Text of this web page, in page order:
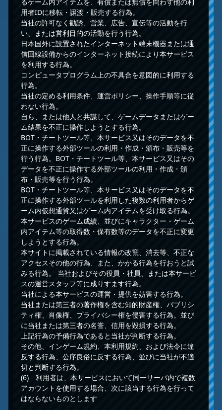
用者IDに移転・譲渡・販売する行為。
当社の許可なく勧誘、営業、広告、宣伝等の活動を行
い、または営利目的の活動を行う行為。
日本国外に設置されたインターネット端末機器または通
信回線設備からのインターネット接続により本サービス
を利用する行為。
コンピュータプログラム上の不具合を意図的に利用する
行為。
当社の定める利用条件、運営ポリシー、操作手順等に従
わない行為。
自ら、または他人と共謀して、ゲームデータまたはゲー
ム結果を不正に操作しようとする行為。
BOT・チートツール等、本サービス又はそのデータを不
正に操作する外部ツールの利用・作成・頒布・販売等を
行う行為。BOT・チートツール等、本サービス又はその
データを不正に操作する外部ツールの利用・作成・頒
布・販売等を行う行為。
BOT・チートツール等、本サービス又はそのデータを不
正に操作する外部ツールを利用した複数の利用者からゲ
ーム内仮想通貨又はゲーム内アイテムを受け取る行為。
本サービスのゲーム成績、並びにキャラクター・ゲーム
内アイテム等の取得数・保有数等のデータを不正に変更
しようとする行為。
本サイトに掲載されている情報の改竄、消去等、不正な
アクセスその他の行為、また、かかる行為を行おうと試
みる行為。 当社およびその役員・社員、または本サービ
スの運営スタッフ等に成りすます行為。
当社による本サービスの運営・提供を妨害する行為。
当社または第三者の著作権を含む知的財産権、パブリシ
ティ権、肖像権、プライバシー権を侵害する行為。並び
に当社または第三者の名誉、信用を毀損する行為。
上記行為の予備行為であると当社が判断する行為。
その他、インゲーム規約、本利用規約、および法令に違
反する行為、公序良俗に反する行為、並びに当社が不適
切と判断する行為。
(6) 利用者は、本サービスにおいて同一サーバ内で複数
アカウントを使用する場合、次に該当する行為を行って
はならないものとします